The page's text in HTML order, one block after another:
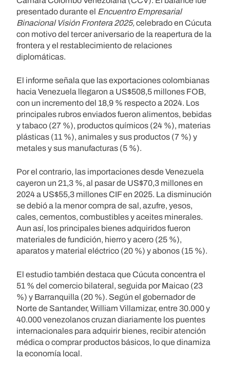
presentado durante el Encuentro Empresarial
Binacional Visión Frontera 2025,celebrado en Cúcuta
con motivo del tercer aniversario de la reapertura de la
frontera y el restablecimiento de relaciones
diplomáticas.
El informe señala que las exportaciones colombianas
hacia Venezuela llegaron a US$508,5 millones FOB,
con un incremento del 18,9 % respecto a 2024. Los
principales rubros enviados fueron alimentos, bebidas
y tabaco (27 %), productos químicos (24 %), materias
plásticas (11 %), animales y sus productos (7 %) y
metales y sus manufacturas (5 %).
Por el contrario, las importaciones desde Venezuela
cayeron un 21,3 %, al pasar de US$70,3 millones en
2024 a US$55,3 millones CIF en 2025. La disminución
se debió a la menor compra de sal, azufre, yesos,
cales, cementos, combustibles y aceites minerales.
Aun así, los principales bienes adquiridos fueron
materiales de fundición, hierro y acero (25 %),
aparatos y material eléctrico (20 %) y abonos (15 %).
El estudio también destaca que Cúcuta concentra el
51 % del comercio bilateral, seguida por Maicao (23
%) y Barranquilla (20 %). Según el gobernador de
Norte de Santander, William Villamizar, entre 30.000 y
40.000 venezolanos cruzan diariamente los puentes
internacionales para adquirir bienes, recibir atención
médica o comprar productos básicos, lo que dinamiza
la economía local.